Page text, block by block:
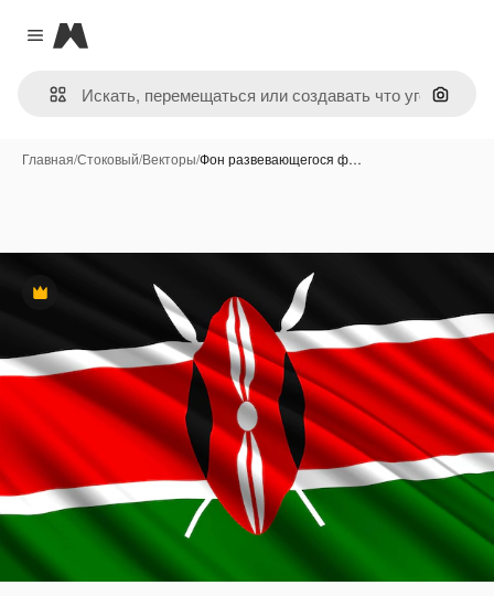
Close menu
Magnific
Поиск
Главная/Стоковый/Векторы/Фон развевающегося ф…
Премиум